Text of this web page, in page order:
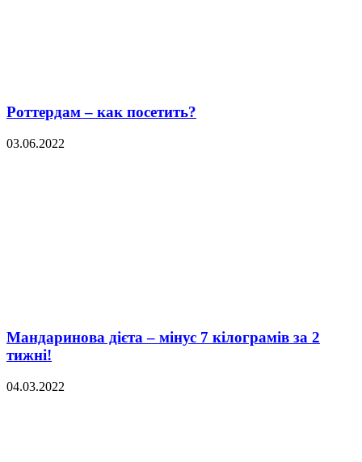
Роттердам – ​​как посетить?
03.06.2022
Мандаринова дієта – мінус 7 кілограмів за 2
тижні!
04.03.2022